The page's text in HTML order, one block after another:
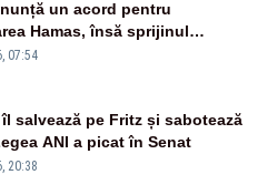
un acord pentru
Hamas, însă sprijinul
rămâne incert
07:54
salvează pe Fritz și sabotează
ANI a picat în Senat
20:38